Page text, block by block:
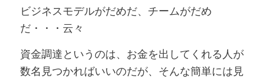
ビジネスモデルがだめだ、チームがだめ
だ・・・云々
資金調達というのは、お金を出してくれる人が
数名見つかればいいのだが、そんな簡単には見